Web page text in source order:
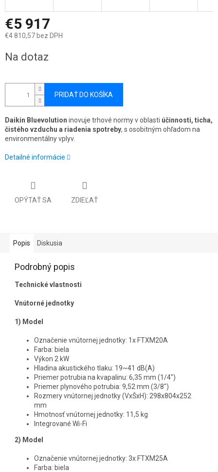
€5 917
€4 810,57 bez DPH
cena:
Na dotaz
PRIDAŤ DO KOŠÍKA
Daikin Bluevolution inovuje trhové normy v oblasti účinnosti, ticha,
čistého vzduchu a riadenia spotreby, s osobitným ohľadom na
environmentálny vplyv.
Detailné informácie
OPÝTAŤ SA ZDIEĽAŤ
Popis Diskusia
Podrobný popis
Technické vlastnosti
Vnútorné jednotky
1) Model
Označenie vnútornej jednotky: 1x FTXM20A
Farba: biela
Výkon 2 kW
Hladina akustického tlaku: 19~41 dB(A)
Priemer potrubia na kvapalinu: 6,35 mm (1/4")
Priemer plynového potrubia: 9,52 mm (3/8")
Rozmery vnútornej jednotky (VxŠxH): 298x804x252
mm
Hmotnosť vnútornej jednotky: 11,5 kg
Integrované Wi-Fi
2) Model
Označenie vnútornej jednotky: 3x FTXM25A
Farba: biela